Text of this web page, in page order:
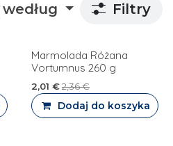
Filtry
Marmolada Różana
Vortumnus 260 g
2,01 €2,36€
Dodaj do koszyka